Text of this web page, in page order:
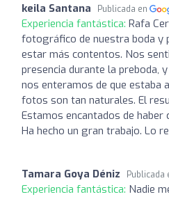
keila Santana Publicada en
Experiencia fantástica: Rafa
fotográfico de nuestra boda y
estar más contentos. Nos
presencia durante la preboda,
nos enteramos de que estaba
fotos son tan naturales. El
Estamos encantados de haber
Ha hecho un gran trabajo. Lo
Tamara Goya Déniz Publicada
Experiencia fantástica: Nadie